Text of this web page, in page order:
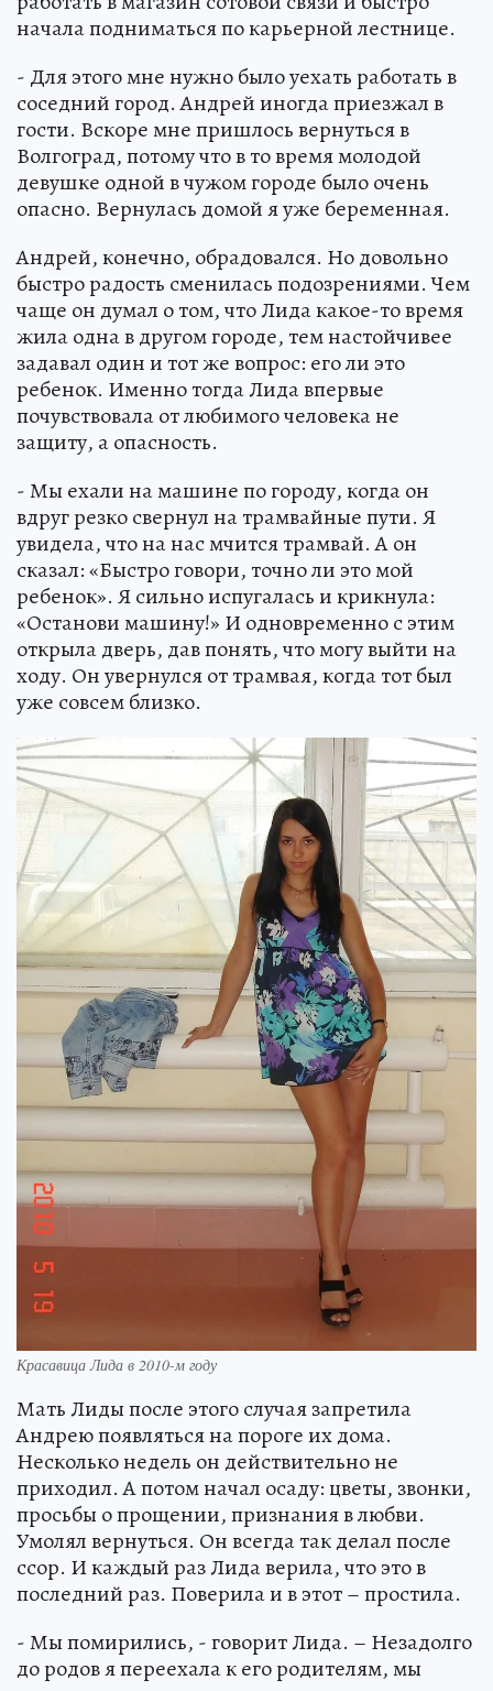
начала подниматься по карьерной лестнице.
- Для этого мне нужно было уехать работать в
соседний город. Андрей иногда приезжал в
гости. Вскоре мне пришлось вернуться в
Волгоград, потому что в то время молодой
девушке одной в чужом городе было очень
опасно. Вернулась домой я уже беременная.
Андрей, конечно, обрадовался. Но довольно
быстро радость сменилась подозрениями. Чем
чаще он думал о том, что Лида какое-то время
жила одна в другом городе, тем настойчивее
задавал один и тот же вопрос: его ли это
ребенок. Именно тогда Лида впервые
почувствовала от любимого человека не
защиту, а опасность.
- Мы ехали на машине по городу, когда он
вдруг резко свернул на трамвайные пути. Я
увидела, что на нас мчится трамвай. А он
сказал: «Быстро говори, точно ли это мой
ребенок». Я сильно испугалась и крикнула:
«Останови машину!» И одновременно с этим
открыла дверь, дав понять, что могу выйти на
ходу. Он увернулся от трамвая, когда тот был
уже совсем близко.
Красавица Лида в 2010-м году
Мать Лиды после этого случая запретила
Андрею появляться на пороге их дома.
Несколько недель он действительно не
приходил. А потом начал осаду: цветы, звонки,
просьбы о прощении, признания в любви.
Умолял вернуться. Он всегда так делал после
ссор. И каждый раз Лида верила, что это в
последний раз. Поверила и в этот – простила.
- Мы помирились, - говорит Лида. – Незадолго
до родов я переехала к его родителям, мы